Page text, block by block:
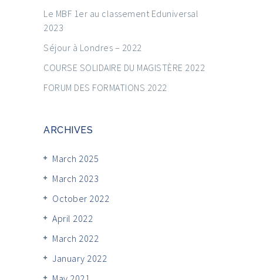
Le MBF 1er au classement Eduniversal
2023
Séjour à Londres – 2022
COURSE SOLIDAIRE DU MAGISTÈRE 2022
FORUM DES FORMATIONS 2022
ARCHIVES
March 2025
March 2023
October 2022
April 2022
March 2022
January 2022